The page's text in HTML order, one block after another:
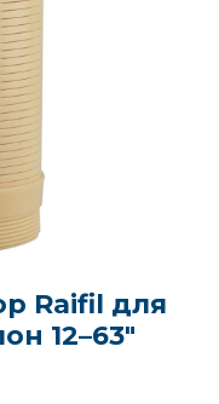
Raifil для
12–63″